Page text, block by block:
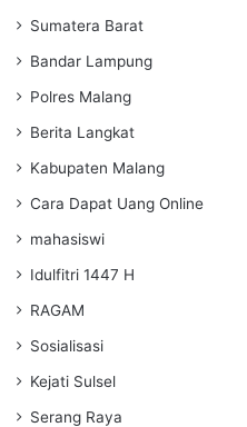
Sumatera Barat
Bandar Lampung
Polres Malang
Berita Langkat
Kabupaten Malang
Cara Dapat Uang Online
mahasiswi
Idulfitri 1447 H
RAGAM
Sosialisasi
Kejati Sulsel
Serang Raya